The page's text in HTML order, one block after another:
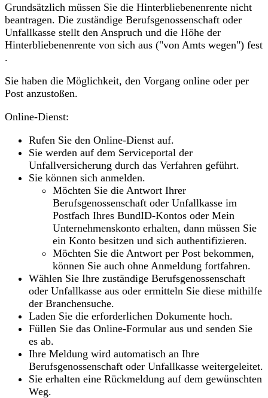
Grundsätzlich müssen Sie die Hinterbliebenenrente nicht
beantragen. Die zuständige Berufsgenossenschaft oder
Unfallkasse stellt den Anspruch und die Höhe der
Hinterbliebenenrente von sich aus ("von Amts wegen") fest
.
Sie haben die Möglichkeit, den Vorgang online oder per
Post anzustoßen.
Online-Dienst:
Rufen Sie den Online-Dienst auf.
Sie werden auf dem Serviceportal der
Unfallversicherung durch das Verfahren geführt.
Sie können sich anmelden.
Möchten Sie die Antwort Ihrer
Berufsgenossenschaft oder Unfallkasse im
Postfach Ihres BundID-Kontos oder Mein
Unternehmenskonto erhalten, dann müssen Sie
ein Konto besitzen und sich authentifizieren.
Möchten Sie die Antwort per Post bekommen,
können Sie auch ohne Anmeldung fortfahren.
Wählen Sie Ihre zuständige Berufsgenossenschaft
oder Unfallkasse aus oder ermitteln Sie diese mithilfe
der Branchensuche.
Laden Sie die erforderlichen Dokumente hoch.
Füllen Sie das Online-Formular aus und senden Sie
es ab.
Ihre Meldung wird automatisch an Ihre
Berufsgenossenschaft oder Unfallkasse weitergeleitet.
Sie erhalten eine Rückmeldung auf dem gewünschten
Weg.